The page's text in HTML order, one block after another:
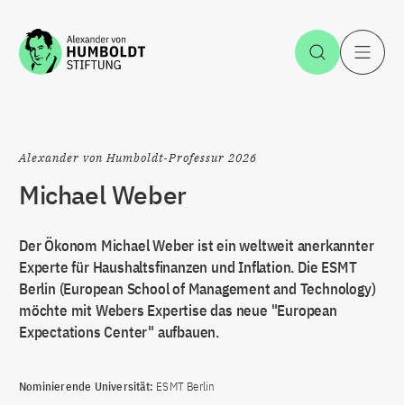
Zum Inhalt springen Suche
Alexander von Humboldt-Professur 2026
Michael Weber
Der Ökonom Michael Weber ist ein weltweit anerkannter
Experte für Haushaltsfinanzen und Inflation. Die ESMT
Berlin (European School of Management and Technology)
möchte mit Webers Expertise das neue "European
Expectations Center" aufbauen.
Nominierende Universität: ESMT Berlin